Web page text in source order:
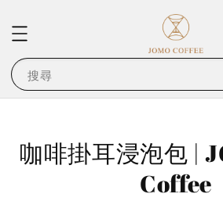
搜尋
咖啡掛耳浸泡包 |
Coffee